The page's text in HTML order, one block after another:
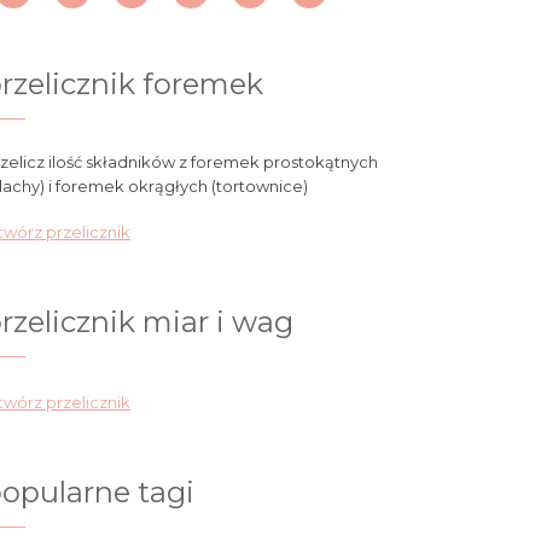
foremek
ilość składników z foremek prostokątnych
i foremek okrągłych (tortownice)
przelicznik
miar i wag
przelicznik
tagi